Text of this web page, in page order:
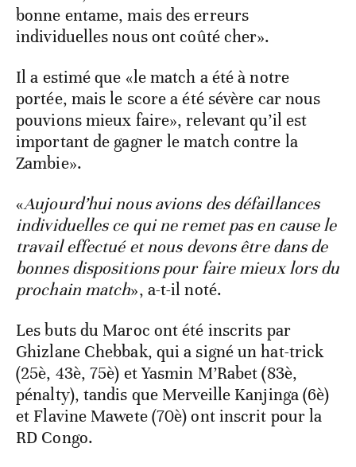
bonne entame, mais des erreurs
individuelles nous ont coûté cher».
Il a estimé que «le match a été à notre
portée, mais le score a été sévère car nous
pouvions mieux faire», relevant qu’il est
important de gagner le match contre la
Zambie».
«Aujourd’hui nous avions des défaillances
individuelles ce qui ne remet pas en cause le
travail effectué et nous devons être dans de
bonnes dispositions pour faire mieux lors du
prochain match», a-t-il noté.
Les buts du Maroc ont été inscrits par
Ghizlane Chebbak, qui a signé un hat-trick
(25è, 43è, 75è) et Yasmin M’Rabet (83è,
pénalty), tandis que Merveille Kanjinga (6è)
et Flavine Mawete (70è) ont inscrit pour la
RD Congo.